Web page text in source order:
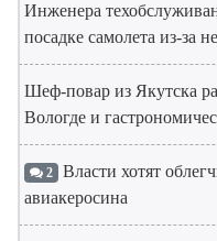
Инженера
посадке самолета из-за
Шеф-повар из Якутска
Вологде и
2 Власти хотят
авиакеросина